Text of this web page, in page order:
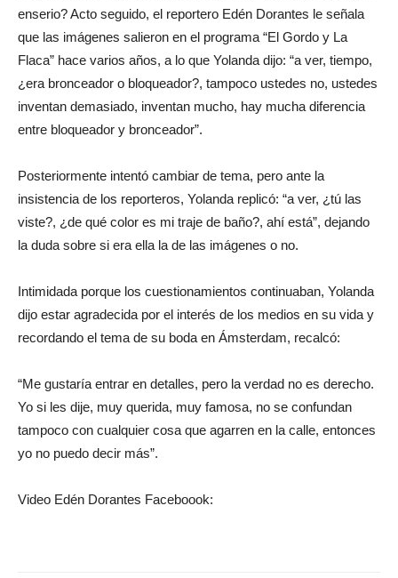
enserio? Acto seguido, el reportero Edén Dorantes le señala
que las imágenes salieron en el programa “El Gordo y La
Flaca” hace varios años, a lo que Yolanda dijo: “a ver, tiempo,
¿era bronceador o bloqueador?, tampoco ustedes no, ustedes
inventan demasiado, inventan mucho, hay mucha diferencia
entre bloqueador y bronceador”.
Posteriormente intentó cambiar de tema, pero ante la
insistencia de los reporteros, Yolanda replicó: “a ver, ¿tú las
viste?, ¿de qué color es mi traje de baño?, ahí está”, dejando
la duda sobre si era ella la de las imágenes o no.
Intimidada porque los cuestionamientos continuaban, Yolanda
dijo estar agradecida por el interés de los medios en su vida y
recordando el tema de su boda en Ámsterdam, recalcó:
“Me gustaría entrar en detalles, pero la verdad no es derecho.
Yo si les dije, muy querida, muy famosa, no se confundan
tampoco con cualquier cosa que agarren en la calle, entonces
yo no puedo decir más”.
Video Edén Dorantes Faceboook: